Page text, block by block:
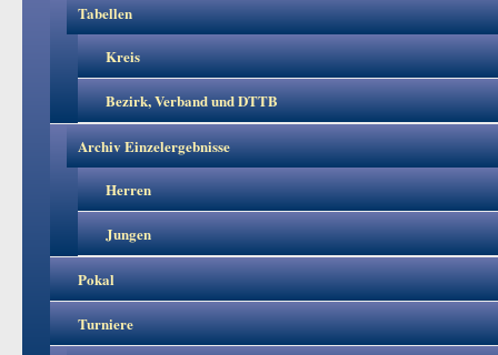
Tabellen
Kreis
Bezirk, Verband und DTTB
Archiv Einzelergebnisse
Herren
Jungen
Pokal
Turniere